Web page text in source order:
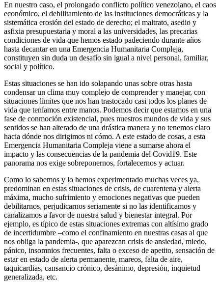
En nuestro caso, el prolongado conflicto político venezolano, el caos
económico, el debilitamiento de las instituciones democráticas y la
sistemática erosión del estado de derecho; el maltrato, asedio y
asfixia presupuestaria y moral a las universidades, las precarias
condiciones de vida que hemos estado padeciendo durante años
hasta decantar en una Emergencia Humanitaria Compleja,
constituyen sin duda un desafío sin igual a nivel personal, familiar,
social y político.
Estas situaciones se han ido solapando unas sobre otras hasta
condensar un clima muy complejo de comprender y manejar, con
situaciones límites que nos han trastocado casi todos los planes de
vida que teníamos entre manos. Podemos decir que estamos en una
fase de conmoción existencial, pues nuestros mundos de vida y sus
sentidos se han alterado de una drástica manera y no tenemos claro
hacia dónde nos dirigimos ni cómo. A este estado de cosas, a esta
Emergencia Humanitaria Compleja viene a sumarse ahora el
impacto y las consecuencias de la pandemia del Covid19. Este
panorama nos exige sobreponernos, fortalecernos y actuar.
Como lo sabemos y lo hemos experimentado muchas veces ya,
predominan en estas situaciones de crisis, de cuarentena y alerta
máxima, mucho sufrimiento y emociones negativas que pueden
debilitarnos, perjudicarnos seriamente si no las identificamos y
canalizamos a favor de nuestra salud y bienestar integral. Por
ejemplo, es típico de estas situaciones extremas con altísimo grado
de incertidumbre –como el confinamiento en nuestras casas al que
nos obliga la pandemia-, que aparezcan crisis de ansiedad, miedo,
pánico, insomnios frecuentes, falta o exceso de apetito, sensación de
estar en estado de alerta permanente, mareos, falta de aire,
taquicardias, cansancio crónico, desánimo, depresión, inquietud
generalizada, etc.